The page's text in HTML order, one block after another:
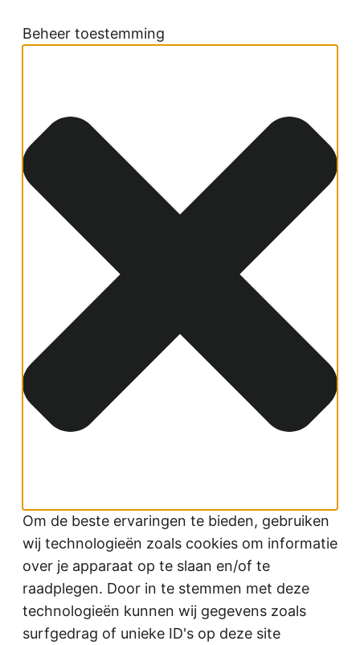
Beheer toestemming
Om de beste ervaringen te bieden, gebruiken
wij technologieën zoals cookies om informatie
over je apparaat op te slaan en/of te
raadplegen. Door in te stemmen met deze
technologieën kunnen wij gegevens zoals
surfgedrag of unieke ID's op deze site